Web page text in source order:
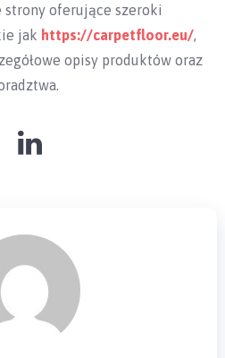
oferujące szeroki
jak https://carpetfloor.eu/,
opisy produktów oraz